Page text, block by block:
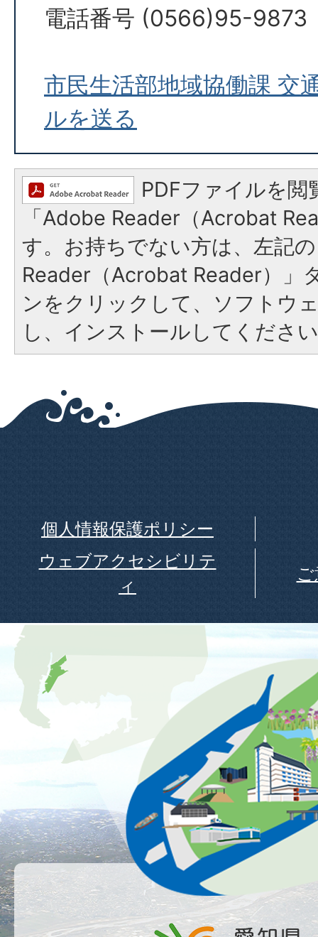
電話番号 (0566)95-9873
市民生活部地域協働課 交
ルを送る
PDFファイルを閲
「Adobe Reader（Acrobat
す。お持ちでない方は、左記
Reader（Acrobat Reader）」
ンをクリックして、ソフトウ
し、インストールしてくださ
個人情報保護ポリシー
ウェブアクセシビリテ
ィ